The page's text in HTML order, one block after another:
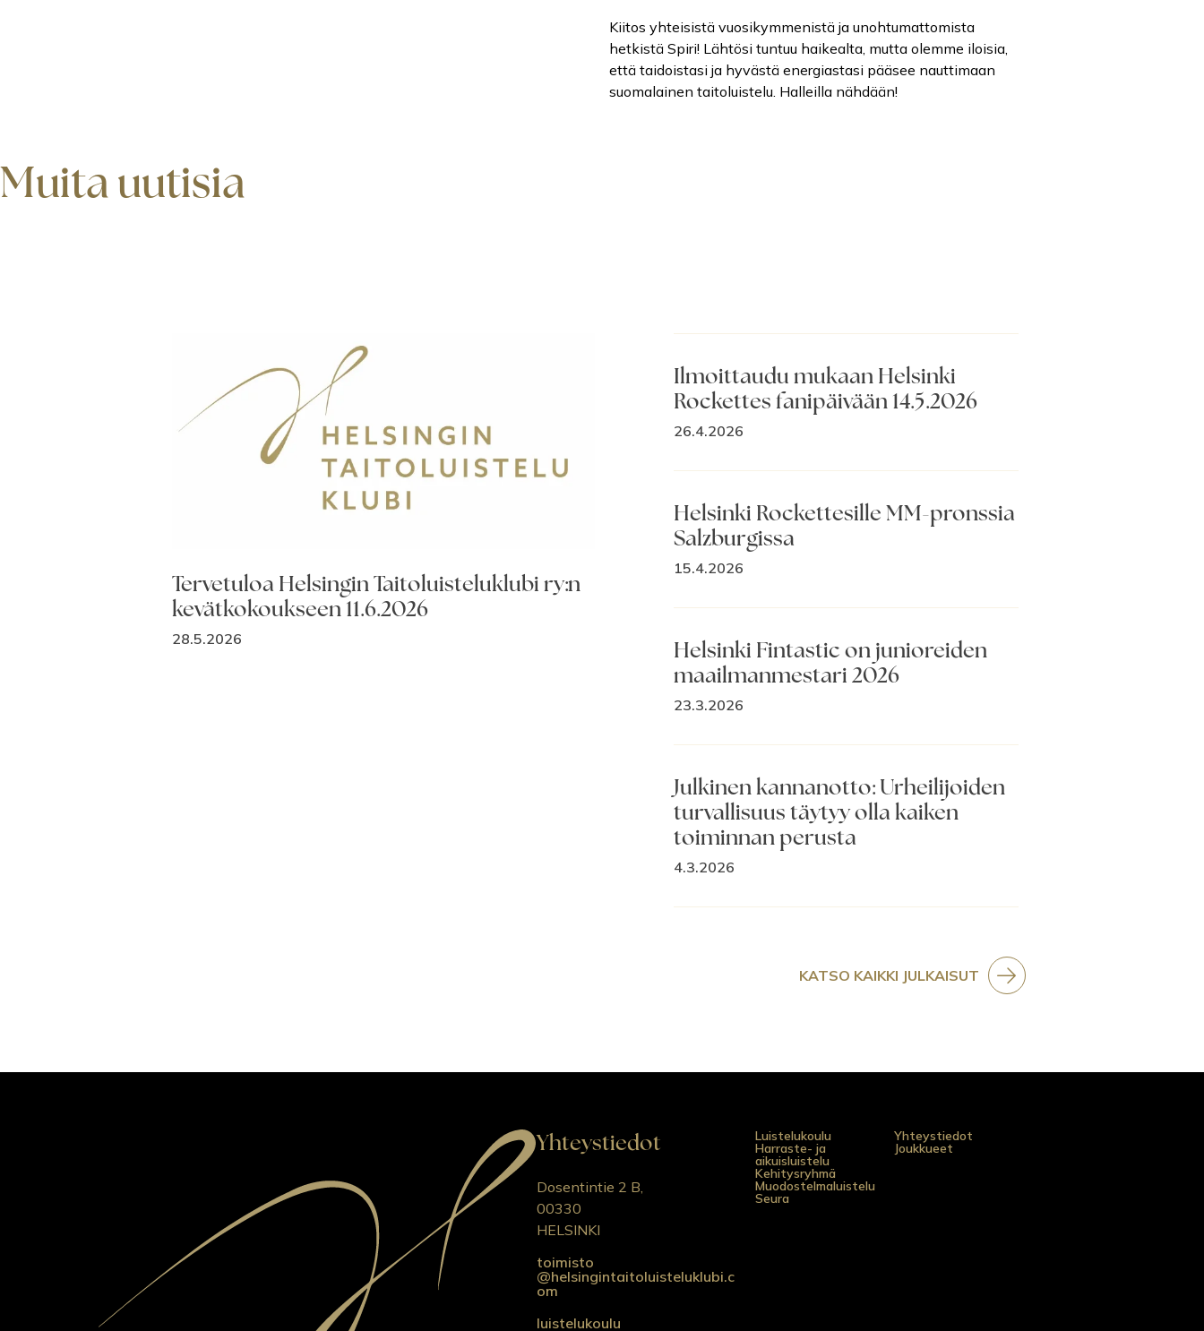
Kiitos yhteisistä vuosikymmenistä ja unohtumattomista
hetkistä Spiri! Lähtösi tuntuu haikealta, mutta olemme iloisia,
että taidoistasi ja hyvästä energiastasi pääsee nauttimaan
suomalainen taitoluistelu. Halleilla nähdään!
Muita uutisia
Tervetuloa Helsingin Taitoluisteluklubi ry:n
kevätkokoukseen 11.6.2026
28.5.2026
Ilmoittaudu mukaan Helsinki
Rockettes fanipäivään 14.5.2026
26.4.2026
Helsinki Rockettesille MM-pronssia
Salzburgissa
15.4.2026
Helsinki Fintastic on junioreiden
maailmanmestari 2026
23.3.2026
Julkinen kannanotto: Urheilijoiden
turvallisuus täytyy olla kaiken
toiminnan perusta
4.3.2026
KATSO KAIKKI JULKAISUT
Yhteystiedot
Dosentintie 2 B,
00330
HELSINKI
toimisto
@helsingintaitoluisteluklubi.c
om
luistelukoulu
Luistelukoulu
Harraste- ja
aikuisluistelu
Kehitysryhmä
Muodostelmaluistelu
Seura
Yhteystiedot
Joukkueet